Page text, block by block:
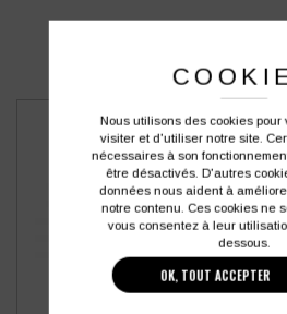
Nous utilisons des cookies pour
visiter et d'utiliser notre site.
nécessaires à son
être désactivés. D'autres
données nous aident à
notre contenu. Ces cookies ne
vous consentez à leur
dessous.
OK, TOUT ACCEPTER